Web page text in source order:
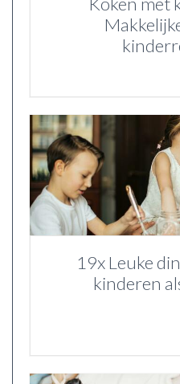
19x Leuke
kinderen